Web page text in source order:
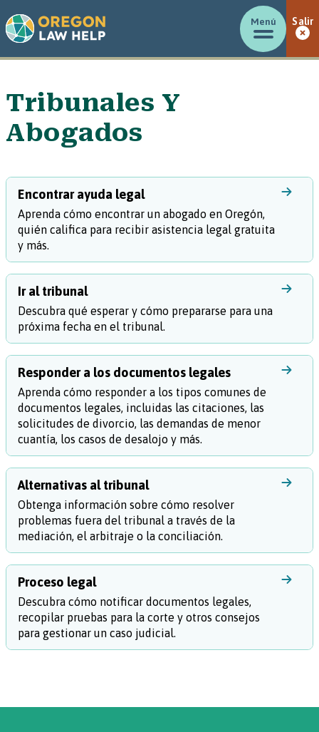
Menú Salir
Tribunales Y
Abogados
Encontrar ayuda legal
Aprenda cómo encontrar un abogado en Oregón,
quién califica para recibir asistencia legal gratuita
y más.
Ir al tribunal
Descubra qué esperar y cómo prepararse para una
próxima fecha en el tribunal.
Responder a los documentos legales
Aprenda cómo responder a los tipos comunes de
documentos legales, incluidas las citaciones, las
solicitudes de divorcio, las demandas de menor
cuantía, los casos de desalojo y más.
Alternativas al tribunal
Obtenga información sobre cómo resolver
problemas fuera del tribunal a través de la
mediación, el arbitraje o la conciliación.
Proceso legal
Descubra cómo notificar documentos legales,
recopilar pruebas para la corte y otros consejos
para gestionar un caso judicial.